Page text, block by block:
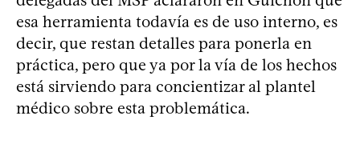
esa herramienta todavía es de uso interno, es
decir, que restan detalles para ponerla en
práctica, pero que ya por la vía de los hechos
está sirviendo para concientizar al plantel
médico sobre esta problemática.